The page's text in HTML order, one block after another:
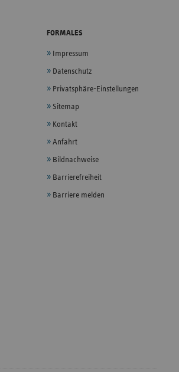
FORMALES
Impressum
Datenschutz
Privatsphäre-Einstellungen
Sitemap
Kontakt
Anfahrt
Bildnachweise
Barrierefreiheit
Barriere melden